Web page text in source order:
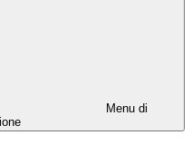
Menu di